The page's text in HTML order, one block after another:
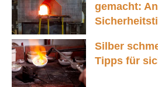
gemacht:
Silber
Tipps für